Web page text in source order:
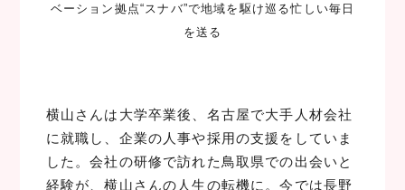
ベーション拠点“スナバ”で地域を駆け巡る忙しい毎日
を送る
横山さんは大学卒業後、名古屋で大手人材会社
に就職し、企業の人事や採用の支援をしていま
した。会社の研修で訪れた鳥取県での出会いと
経験が、横山さんの人生の転機に。今では長野